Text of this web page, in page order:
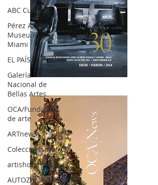
ABC Cultural
Pérez Art
Museum
Miami
EL PAÍS
Galería
Nacional de
Bellas Artes
OCA/Fundación
de arte
ARTnews
Coleccionismo
artishockrevista
AUTOZAMA/Mercedes-
OCA|News 30 /Enero-Febrero / 2024